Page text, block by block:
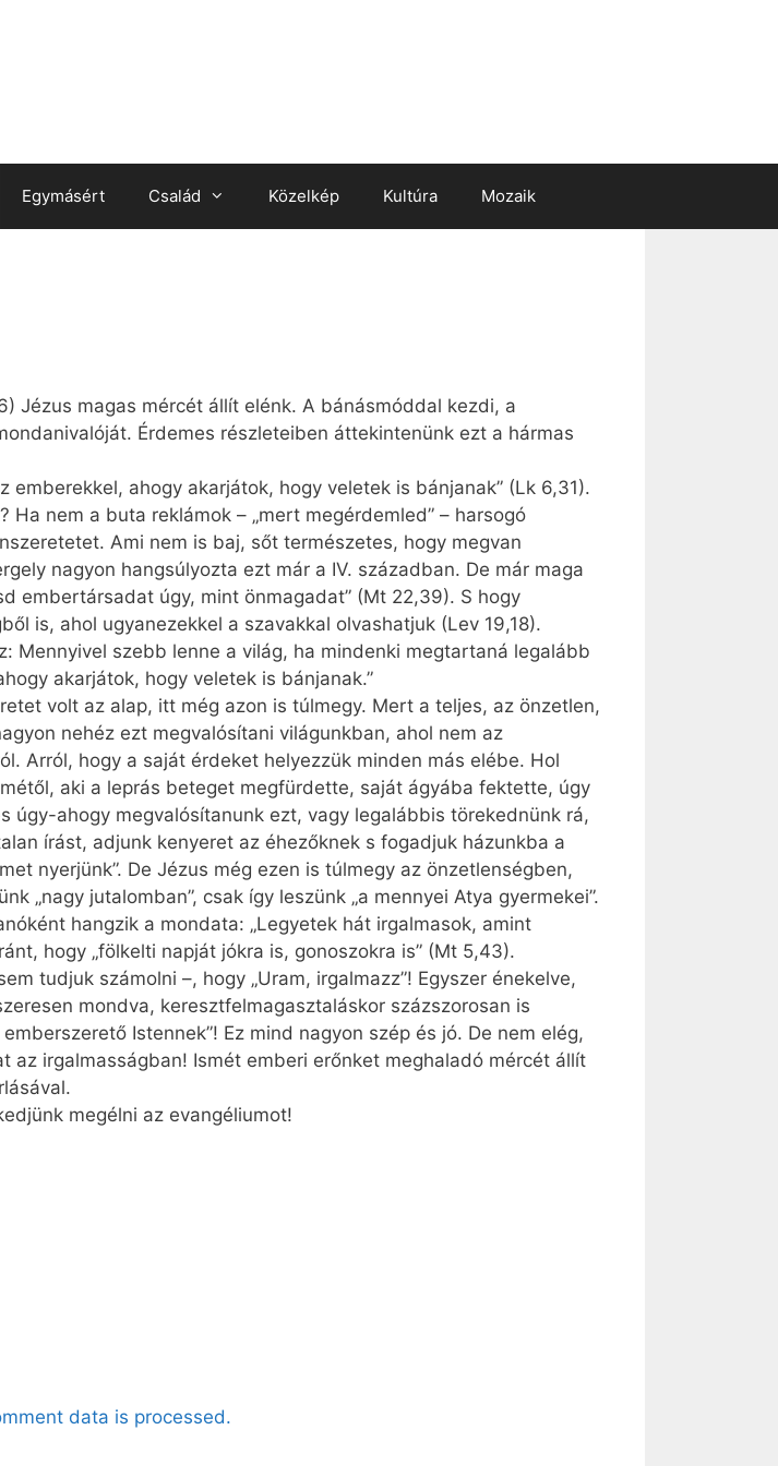
Egymásért Család Közelkép Kultúra Mozaik
Jézus magas mércét állít elénk. A bánásmóddal kezdi, a
Érdemes részleteiben áttekintenünk ezt a hármas
ahogy akarjátok, hogy veletek is bánjanak” (Lk 6,31).
nem a buta reklámok – „mert megérdemled” – harsogó
Ami nem is baj, sőt természetes, hogy megvan
nagyon hangsúlyozta ezt már a IV. században. De már maga
embertársadat úgy, mint önmagadat” (Mt 22,39). S hogy
is, ahol ugyanezekkel a szavakkal olvashatjuk (Lev 19,18).
Mennyivel szebb lenne a világ, ha mindenki megtartaná legalább
akarjátok, hogy veletek is bánjanak.”
volt az alap, itt még azon is túlmegy. Mert a teljes, az önzetlen,
nehéz ezt megvalósítani világunkban, ahol nem az
Arról, hogy a saját érdeket helyezzük minden más elébe. Hol
aki a leprás beteget megfürdette, saját ágyába fektette, úgy
úgy-ahogy megvalósítanunk ezt, vagy legalábbis törekednünk rá,
írást, adjunk kenyeret az éhezőknek s fogadjuk házunkba a
nyerjünk”. De Jézus még ezen is túlmegy az önzetlenségben,
„nagy jutalomban”, csak így leszünk „a mennyei Atya gyermekei”.
hangzik a mondata: „Legyetek hát irgalmasok, amint
hogy „fölkelti napját jókra is, gonoszokra is” (Mt 5,43).
tudjuk számolni –, hogy „Uram, irgalmazz”! Egyszer énekelve,
mondva, keresztfelmagasztaláskor százszorosan is
Istennek”! Ez mind nagyon szép és jó. De nem elég,
irgalmasságban! Ismét emberi erőnket meghaladó mércét állít
megélni az evangéliumot!
data is processed.